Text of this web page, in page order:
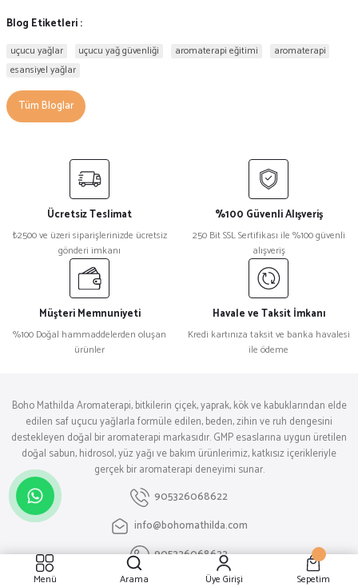
Blog Etiketleri :
uçucu yağlar uçucu yağ güvenliği aromaterapi eğitimi
aromaterapi
esansiyel yağlar
Tüm Bloglar
Ücretsiz Teslimat
₺2500 ve üzeri siparişlerinizde ücretsiz
gönderi imkanı
%100 Güvenli Alışveriş
250 Bit SSL Sertifikası ile %100 güvenli
alışveriş
Müşteri Memnuniyeti
%100 Doğal hammaddelerden oluşan
ürünler
Havale ve Taksit İmkanı
Kredi kartınıza taksit ve banka havalesi
ile ödeme
Boho Mathilda Aromaterapi, bitkilerin çiçek, yaprak, kök ve kabuklarından elde
edilen saf uçucu yağlarla formüle edilen, beden, zihin ve ruh dengesini
destekleyen doğal bir aromaterapi markasıdır. GMP esaslarına uygun üretilen
doğal sabun, hidrosol, yüz yağı ve bakım ürünlerimiz, katkısız içerikleriyle
gerçek bir aromaterapi deneyimi sunar.
905326068622
info@bohomathilda.com
905326068622
İletişim Bilgilerimiz
Menü Arama Üye Girişi Sepetim